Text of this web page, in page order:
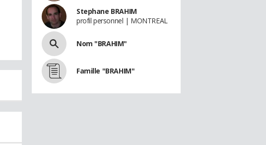
Stephane BRAHIM
profil personnel | MONTREAL
Nom "BRAHIM"
Famille "BRAHIM"